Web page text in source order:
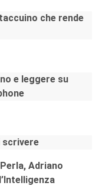
che rende
e leggere su
scrivere
Adriano